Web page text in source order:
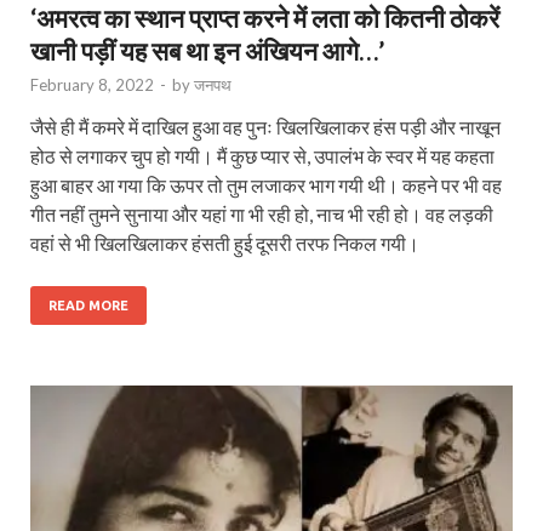
‘अमरत्व का स्थान प्राप्त करने में लता को कितनी ठोकरें
खानी पड़ीं यह सब था इन अंखियन आगे…’
February 8, 2022 - byजनपथ
जैसे ही मैं कमरे में दाखिल हुआ वह पुनः खिलखिलाकर हंस पड़ी और नाखून
होठ से लगाकर चुप हो गयी। मैं कुछ प्यार से, उपालंभ के स्वर में यह कहता
हुआ बाहर आ गया कि ऊपर तो तुम लजाकर भाग गयी थी। कहने पर भी वह
गीत नहीं तुमने सुनाया और यहां गा भी रही हो, नाच भी रही हो। वह लड़की
वहां से भी खिलखिलाकर हंसती हुई दूसरी तरफ निकल गयी।
READ MORE